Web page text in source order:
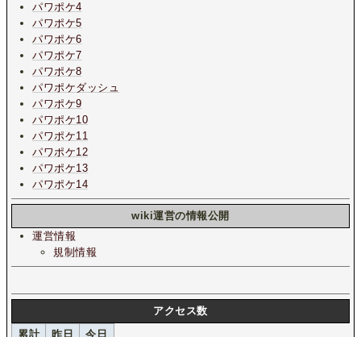
パワポケ4
パワポケ5
パワポケ6
パワポケ7
パワポケ8
パワポケダッシュ
パワポケ9
パワポケ10
パワポケ11
パワポケ12
パワポケ13
パワポケ14
wiki運営の情報公開
運営情報
規制情報
アクセス数
累計
昨日 今日